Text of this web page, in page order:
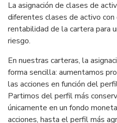
La asignación de clases de
diferentes clases de activo
rentabilidad de la cartera para
riesgo.
En nuestras carteras, la
forma sencilla: aumentamos
las acciones en función del
Partimos del perfil más
únicamente en un fondo
acciones, hasta el perfil más